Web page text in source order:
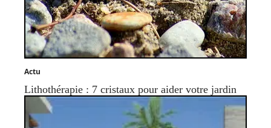
Actu
Lithothérapie : 7 cristaux pour aider votre jardin